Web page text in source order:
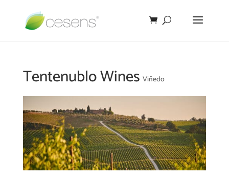
Tentenublo Wines Viñedo